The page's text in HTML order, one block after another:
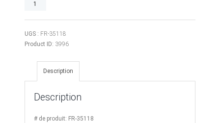
quantité
de
nylon
UGS : FR-35118
Product ID: 3996
Description
Description
# de produit: FR-35118